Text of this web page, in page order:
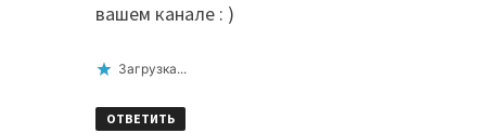
вашем канале : )
Загрузка...
ОТВЕТИТЬ